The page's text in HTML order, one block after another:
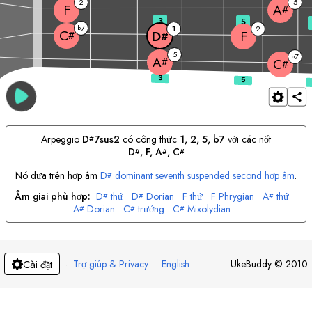
A# 5
C#
b7
C#
b7 D# 1 F 2
F A#
3 5
Arpeggio D#7sus2 có công thức 1, 2, 5, b7với các nốt
D#, F, A#, C#
Nó dựa trên hợp âm D# dominant seventh suspended second hợp âm.
Âm giai phù hợp: D# thứ D# Dorian F thứ F Phrygian A# thứ
A# Dorian C# trưởng C# Mixolydian
Cài đặt · Trợ giúp & Privacy · English UkeBuddy © 2010